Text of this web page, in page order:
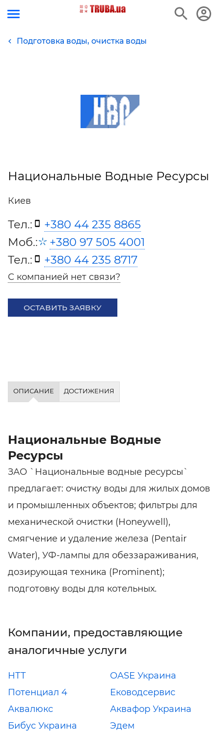
Подготовка воды, очистка воды
Национальные Водные Ресурсы
Киев
Тел.:
+380 44 235 8865
Моб.:
+380 97 505 4001
Тел.:
+380 44 235 8717
С компанией нет связи?
ОСТАВИТЬ ЗАЯВКУ
ОПИСАНИЕ ДОСТИЖЕНИЯ
Национальные Водные
Ресурсы
ЗАО `Национальные водные ресурсы`
предлагает: очистку воды для жилых домов
и промышленных объектов; фильтры для
механической очистки (Honeywell),
смягчение и удаление железа (Pentair
Water), УФ-лампы для обеззараживания,
дозирующая техника (Prominent);
подготовку воды для котельных.
Компании, предоставляющие
аналогичные услуги
НТТ
OASE Украина
Потенциал 4
Еководсервис
Аквалюкс
Аквафор Украина
Бибус Украина
Эдем